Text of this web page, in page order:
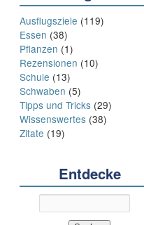
Ausflugsziele (119)
Essen (38)
Pflanzen (1)
Rezensionen (10)
Schule (13)
Schwaben (5)
Tipps und Tricks (29)
Wissenswertes (38)
Zitate (19)
Entdecke